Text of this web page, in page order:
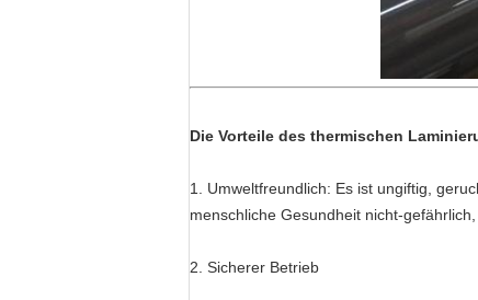
Die Vorteile des thermischen
1. Umweltfreundlich: Es ist ungiftig,
menschliche Gesundheit nicht-
2. Sicherer Betrieb